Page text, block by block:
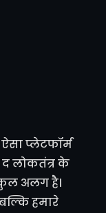
प्लेटफॉर्म
द लोकतंत्र के
अलग है।
हमारे